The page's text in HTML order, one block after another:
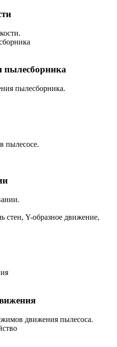
пылесборника
пылесборника.
пылесосе.
стен, Y-образное движение,
движения пылесоса.